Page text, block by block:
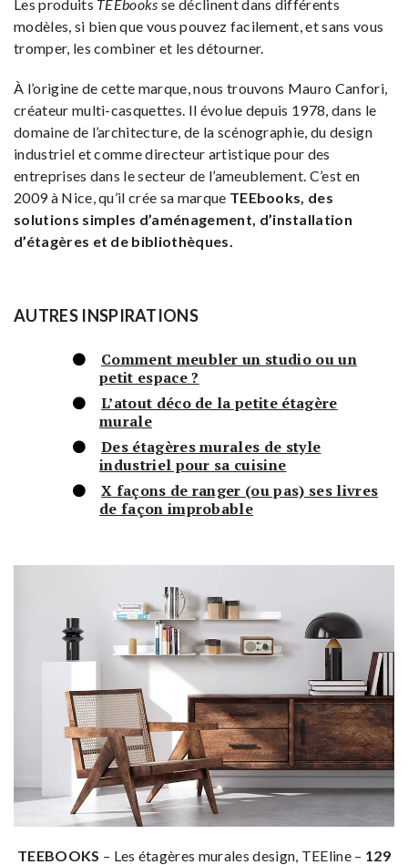
Les produits TEEbooks se déclinent dans différents
modèles, si bien que vous pouvez facilement, et sans vous
tromper, les combiner et les détourner.
À l’origine de cette marque, nous trouvons Mauro Canfori,
créateur multi-casquettes. Il évolue depuis 1978, dans le
domaine de l’architecture, de la scénographie, du design
industriel et comme directeur artistique pour des
entreprises dans le secteur de l’ameublement. C’est en
2009 à Nice, qu’il crée sa marque TEEbooks, des
solutions simples d’aménagement, d’installation
d’étagères et de bibliothèques.
AUTRES INSPIRATIONS
Comment meubler un studio ou un
petit espace ?
L’atout déco de la petite étagère
murale
Des étagères murales de style
industriel pour sa cuisine
X façons de ranger (ou pas) ses livres
de façon improbable
TEEBOOKS – Les étagères murales design, TEEline – 129